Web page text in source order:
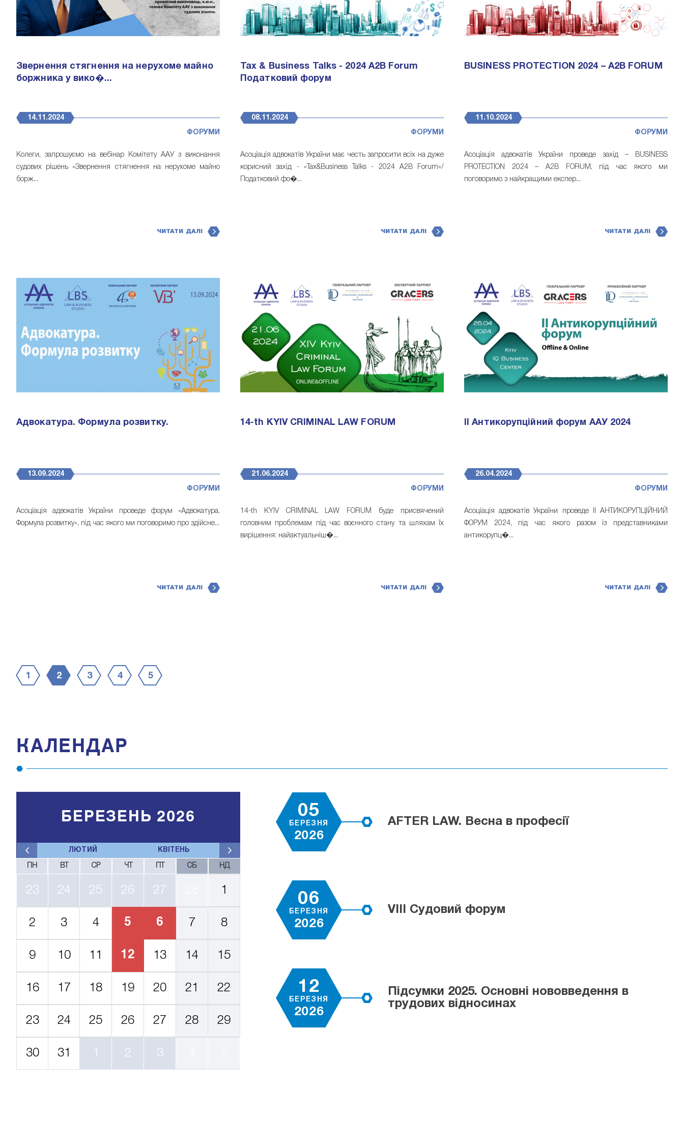
Звернення стягнення на нерухоме майно
боржника у вико�...
14.11.2024
ФОРУМИ
Колеги, запрошуємо на вебінар Комітету ААУ з виконання
судових рішень «Звернення стягнення на нерухоме майно
борж...
ЧИТАТИ ДАЛІ
Tax & Business Talks - 2024 A2B Forum
Податковий форум
08.11.2024
ФОРУМИ
Асоціація адвокатів України має честь запросити всіх на дуже
корисний захід - «Tax&Business Talks - 2024 A2B Forum»/
Податковий фо�...
ЧИТАТИ ДАЛІ
BUSINESS PROTECTION 2024 – A2B FORUM
11.10.2024
ФОРУМИ
Асоціація адвокатів України проведе захід – BUSINESS
PROTECTION 2024 – A2B FORUM, під час якого ми
поговоримо з найкращими експер...
ЧИТАТИ ДАЛІ
Адвокатура. Формула розвитку.
13.09.2024
ФОРУМИ
Асоціація адвокатів України проведе форум «Адвокатура.
Формула розвитку», під час якого ми поговоримо про здійсне...
ЧИТАТИ ДАЛІ
14-th KYIV CRIMINAL LAW FORUM
21.06.2024
ФОРУМИ
14-th KYIV CRIMINAL LAW FORUM буде присвячений
головним проблемам під час воєнного стану та шляхам їх
вирішення: найактуальніш�...
ЧИТАТИ ДАЛІ
II Антикорупційний форум ААУ 2024
26.04.2024
ФОРУМИ
Асоціація адвокатів України проведе II АНТИКОРУПЦІЙНИЙ
ФОРУМ 2024, під час якого разом із представниками
антикорупц�...
ЧИТАТИ ДАЛІ
1 2 3 4 5
КАЛЕНДАР
ЛЮТИЙ КВІТЕНЬ
БЕРЕЗЕНЬ 2026
ПН ВТ СР ЧТ СБ НД
23 24 25 26 27 1
2 3 4 5 6 7 8
9 10 11 12 13 14 15
16 17 18 19 20 21 22
23 24 25 26 27 28 29
30 31 1 2 3
05
БЕРЕЗНЯ
2026
AFTER LAW. Весна в професії
06
БЕРЕЗНЯ
2026
VІІІ Судовий форум
12
БЕРЕЗНЯ
2026
Підсумки 2025. Основні нововведення в
трудових відносинах